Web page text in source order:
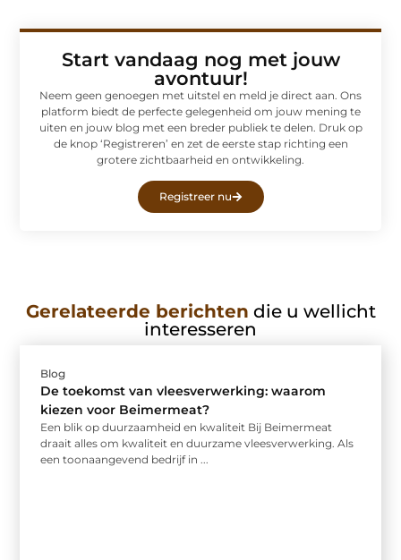
Start vandaag nog met jouw
avontuur!
Neem geen genoegen met uitstel en meld je direct aan. Ons
platform biedt de perfecte gelegenheid om jouw mening te
uiten en jouw blog met een breder publiek te delen. Druk op
de knop ‘Registreren’ en zet de eerste stap richting een
grotere zichtbaarheid en ontwikkeling.
Registreer nu
Gerelateerde berichten die u wellicht
interesseren
Blog
De toekomst van vleesverwerking: waarom
kiezen voor Beimermeat?
Een blik op duurzaamheid en kwaliteit Bij Beimermeat
draait alles om kwaliteit en duurzame vleesverwerking. Als
een toonaangevend bedrijf in ...